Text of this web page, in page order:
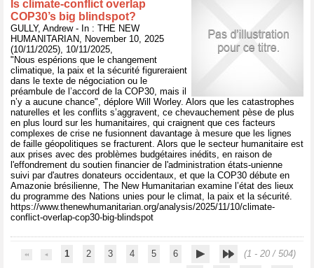
Is climate-conflict overlap
COP30’s big blindspot?
GULLY, Andrew - In : THE NEW
HUMANITARIAN, November 10, 2025
(10/11/2025), 10/11/2025,
"Nous espérions que le changement
climatique, la paix et la sécurité figureraient
dans le texte de négociation ou le
préambule de l’accord de la COP30, mais il
n’y a aucune chance", déplore Will Worley. Alors que les catastrophes
naturelles et les conflits s’aggravent, ce chevauchement pèse de plus
en plus lourd sur les humanitaires, qui craignent que ces facteurs
complexes de crise ne fusionnent davantage à mesure que les lignes
de faille géopolitiques se fracturent. Alors que le secteur humanitaire est
aux prises avec des problèmes budgétaires inédits, en raison de
l'effondrement du soutien financier de l'administration états-unienne
suivi par d'autres donateurs occidentaux, et que la COP30 débute en
Amazonie brésilienne, The New Humanitarian examine l’état des lieux
du programme des Nations unies pour le climat, la paix et la sécurité.
https://www.thenewhumanitarian.org/analysis/2025/11/10/climate-
conflict-overlap-cop30-big-blindspot
1 2 3 4 5 6
(1 - 20 / 504)